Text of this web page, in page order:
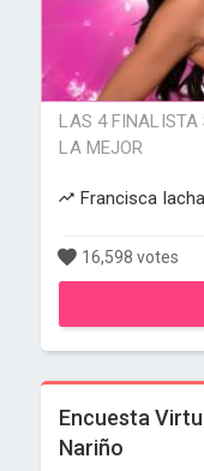
LAS 4 FINALISTA
LA MEJOR
Francisca
16,598 votes
Encuesta
Nariño